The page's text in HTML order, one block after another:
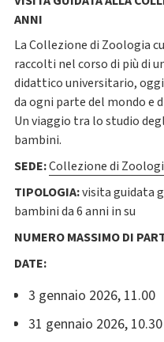
ANNI
La Collezione di Zoologia
raccolti nel corso di più di
didattico universitario,
da ogni parte del mondo e
Un viaggio tra lo studio
bambini.
SEDE:Collezione di
TIPOLOGIA:visita guidata
bambini da 6 anni in su
NUMERO MASSIMO DI
DATE:
3 gennaio 2026, 11.00
31 gennaio 2026, 10.30